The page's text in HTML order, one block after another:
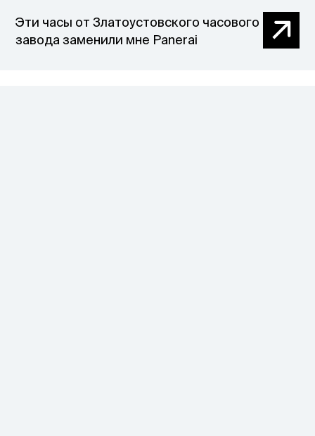
Эти часы от Златоустовского часового
завода заменили мне Panerai